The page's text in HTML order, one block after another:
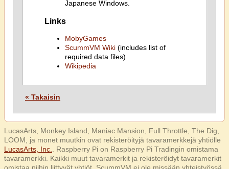
Japanese Windows.
Links
MobyGames
ScummVM Wiki(includes list of
required data files)
Wikipedia
« Takaisin
LucasArts, Monkey Island, Maniac Mansion, Full Throttle, The Dig,
LOOM, ja monet muutkin ovat rekisteröityjä tavaramerkkejä yhtiölle
LucasArts, Inc.
. Raspberry Pi on Raspberry Pi Tradingin omistama
tavaramerkki. Kaikki muut tavaramerkit ja rekisteröidyt tavaramerkit